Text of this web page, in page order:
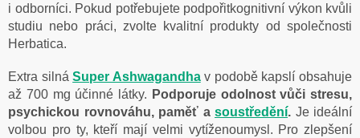
i odborníci. Pokud potřebujete podpořitkognitivní výkon kvůli
studiu nebo práci, zvolte kvalitní produkty od společnosti
Herbatica.
Extra silnáSuper Ashwagandhav podobě kapslí obsahuje
až 700 mg účinné látky. Podporuje odolnost vůči stresu,
psychickou rovnováhu, paměť a soustředění. Je ideální
volbou pro ty, kteří mají velmi vytíženoumysl. Pro zlepšení